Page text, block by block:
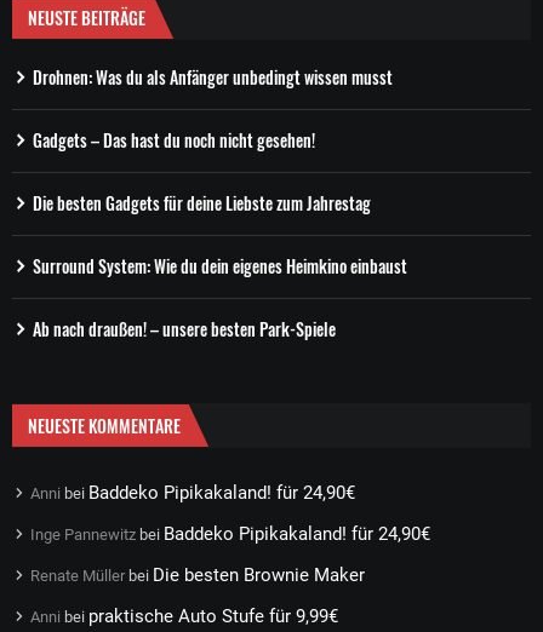
NEUSTE BEITRÄGE
Drohnen: Was du als Anfänger unbedingt wissen musst
Gadgets – Das hast du noch nicht gesehen!
Die besten Gadgets für deine Liebste zum Jahrestag
Surround System: Wie du dein eigenes Heimkino einbaust
Ab nach draußen! – unsere besten Park-Spiele
NEUESTE KOMMENTARE
Anni bei Baddeko Pipikakaland! für 24,90€
Inge Pannewitz bei Baddeko Pipikakaland! für 24,90€
Renate Müller bei Die besten Brownie Maker
Anni bei praktische Auto Stufe für 9,99€